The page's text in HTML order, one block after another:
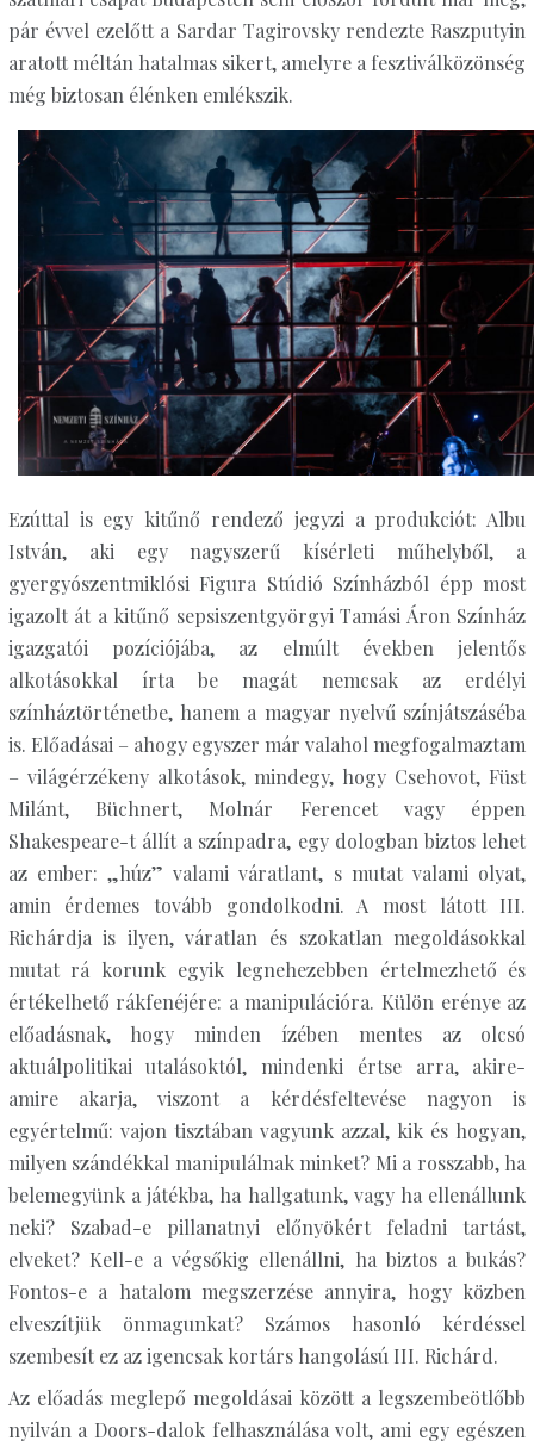
pár évvel ezelőtt a Sardar Tagirovsky rendezte Raszputyin
aratott méltán hatalmas sikert, amelyre a fesztiválközönség
még biztosan élénken emlékszik.
Ezúttal is egy kitűnő rendező jegyzi a produkciót: Albu
István, aki egy nagyszerű kísérleti műhelyből, a
gyergyószentmiklósi Figura Stúdió Színházból épp most
igazolt át a kitűnő sepsiszentgyörgyi Tamási Áron Színház
igazgatói pozíciójába, az elmúlt években jelentős
alkotásokkal írta be magát nemcsak az erdélyi
színháztörténetbe, hanem a magyar nyelvű színjátszáséba
is. Előadásai – ahogy egyszer már valahol megfogalmaztam
– világérzékeny alkotások, mindegy, hogy Csehovot, Füst
Milánt, Büchnert, Molnár Ferencet vagy éppen
Shakespeare-t állít a színpadra, egy dologban biztos lehet
az ember: „húz” valami váratlant, s mutat valami olyat,
amin érdemes tovább gondolkodni. A most látott III.
Richárdja is ilyen, váratlan és szokatlan megoldásokkal
mutat rá korunk egyik legnehezebben értelmezhető és
értékelhető rákfenéjére: a manipulációra. Külön erénye az
előadásnak, hogy minden ízében mentes az olcsó
aktuálpolitikai utalásoktól, mindenki értse arra, akire-
amire akarja, viszont a kérdésfeltevése nagyon is
egyértelmű: vajon tisztában vagyunk azzal, kik és hogyan,
milyen szándékkal manipulálnak minket? Mi a rosszabb, ha
belemegyünk a játékba, ha hallgatunk, vagy ha ellenállunk
neki? Szabad-e pillanatnyi előnyökért feladni tartást,
elveket? Kell-e a végsőkig ellenállni, ha biztos a bukás?
Fontos-e a hatalom megszerzése annyira, hogy közben
elveszítjük önmagunkat? Számos hasonló kérdéssel
szembesít ez az igencsak kortárs hangolású III. Richárd.
Az előadás meglepő megoldásai között a legszembeötlőbb
nyilván a Doors-dalok felhasználása volt, ami egy egészen